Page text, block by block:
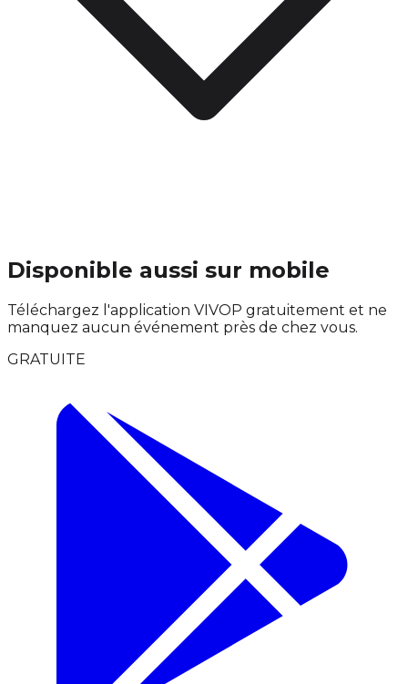
Disponible aussi sur mobile
Téléchargez l'application VIVOP gratuitement et ne
manquez aucun événement près de chez vous.
GRATUITE